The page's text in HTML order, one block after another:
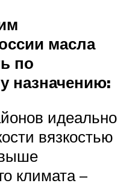
масла
по
назначению:
идеально
вязкостью
климата –